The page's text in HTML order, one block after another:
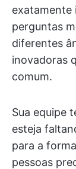
exatamente
perguntas
diferentes
inovadoras
comum.
Sua equipe
esteja
para a
pessoas